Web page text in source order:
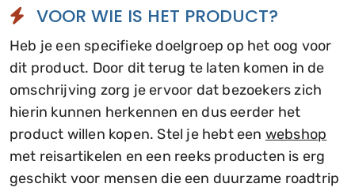
VOOR WIE IS HET PRODUCT?
Heb je een specifieke doelgroep op het oog voor
dit product. Door dit terug te laten komen in de
omschrijving zorg je ervoor dat bezoekers zich
hierin kunnen herkennen en dus eerder het
product willen kopen. Stel je hebt een webshop
met reisartikelen en een reeks producten is erg
geschikt voor mensen die een duurzame roadtrip